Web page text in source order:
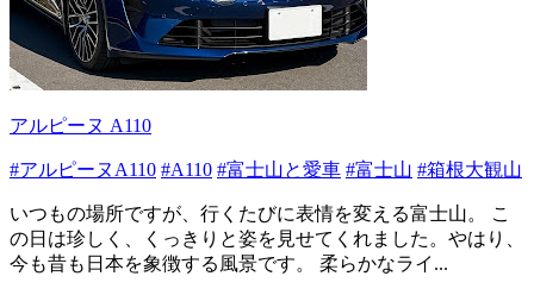
アルピーヌ A110
#アルピーヌA110 #A110 #富士山と愛車 #富士山 #箱根大観山
いつもの場所ですが、行くたびに表情を変える富士山。 こ
の日は珍しく、くっきりと姿を見せてくれました。やはり、
今も昔も日本を象徴する風景です。 柔らかなライ...